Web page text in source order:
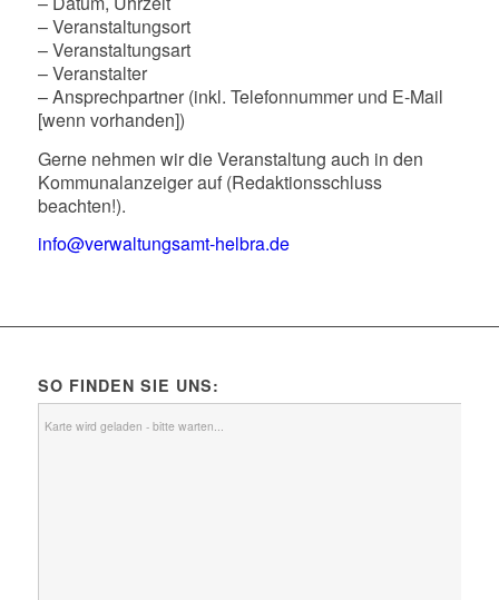
– Veranstaltungsort
– Veranstaltungsart
– Veranstalter
– Ansprechpartner (inkl. Telefonnummer und E-Mail
[wenn vorhanden])
Gerne nehmen wir die Veranstaltung auch in den
Kommunalanzeiger auf (Redaktionsschluss
beachten!).
info@verwaltungsamt-helbra.de
SO FINDEN SIE UNS:
Karte wird geladen - bitte warten...